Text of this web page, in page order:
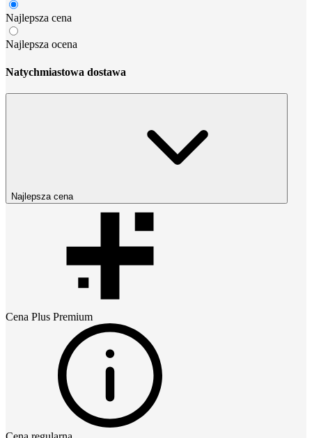
Najlepsza cena
Najlepsza ocena
Natychmiastowa dostawa
Najlepsza cena
Cena Plus Premium